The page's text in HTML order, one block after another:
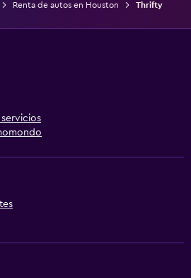
Renta de autos en Houston Thrifty